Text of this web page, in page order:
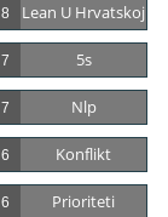
Lean U Hrvatskoj
8
5s
7
Nlp
7
Konflikt
6
Prioriteti
6